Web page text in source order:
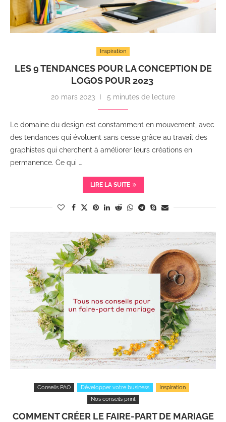
Inspiration
LES 9 TENDANCES POUR LA CONCEPTION DE
LOGOS POUR 2023
20 mars 2023 5 minutes de lecture
Le domaine du design est constamment en mouvement, avec
des tendances qui évoluent sans cesse grâce au travail des
graphistes qui cherchent à améliorer leurs créations en
permanence. Ce qui …
LIRE LA SUITE
Conseils PAO Développer votre business
Inspiration
Nos conseils print
COMMENT CRÉER LE FAIRE-PART DE MARIAGE